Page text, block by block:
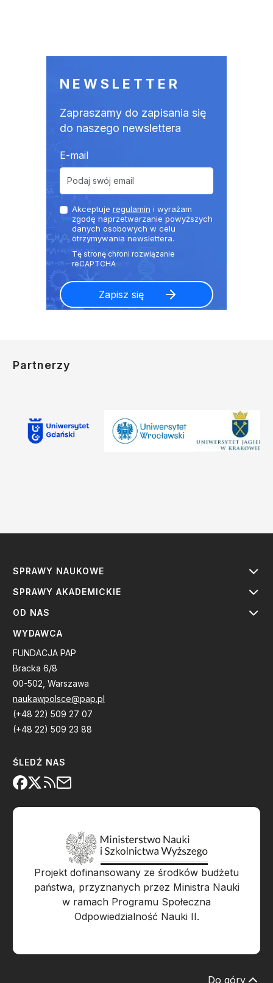
NEWSLETTER
Zapraszamy do zapisania się
do naszego newslettera
E-mail
Akceptuje regulamin i wyrażam
zgodę naprzetwarzanie powyższych
danych osobowych w celu
otrzymywania newslettera.
Partnerzy
SPRAWY NAUKOWE
SPRAWY AKADEMICKIE
OD NAS
WYDAWCA
FUNDACJA PAP
Bracka 6/8
00-502, Warszawa
naukawpolsce@pap.pl
(+48 22) 509 27 07
(+48 22) 509 23 88
ŚLEDŹ NAS
Projekt dofinansowany ze środków budżetu
państwa, przyznanych przez Ministra Nauki
w ramach Programu Społeczna
Odpowiedzialność Nauki II.
Do góry